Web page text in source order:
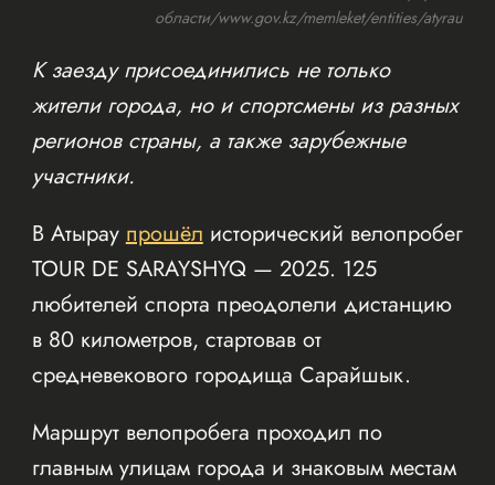
области/www.gov.kz/memleket/entities/atyrau
К заезду присоединились не только
жители города, но и спортсмены из разных
регионов страны, а также зарубежные
участники.
В Атыраупрошёлисторический велопробег
TOUR DE SARAYSHYQ — 2025. 125
любителей спорта преодолели дистанцию
в 80 километров, стартовав от
средневекового городища Сарайшык.
Маршрут велопробега проходил по
главным улицам города и знаковым местам